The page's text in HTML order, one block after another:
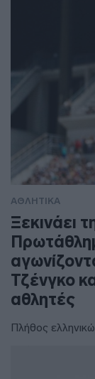
ΑΘΛΗΤΙΚΑ
Ξεκινάει
Τζένγκο
αθλητές
Πλήθος